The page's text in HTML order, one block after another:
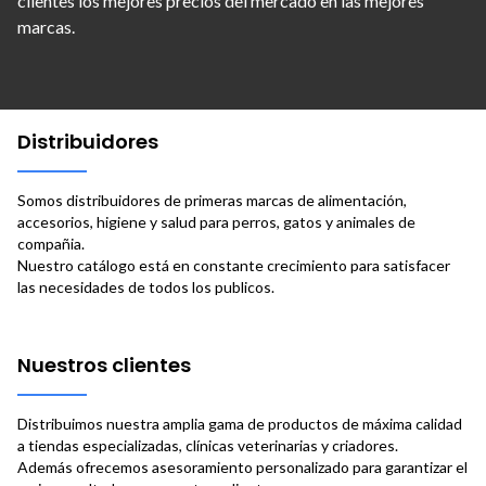
marcas.
Distribuidores
Somos distribuidores de primeras marcas de alimentación,
accesorios, higiene y salud para perros, gatos y animales de
compañia.
Nuestro catálogo está en constante crecimiento para satisfacer
las necesidades de todos los publicos.
Nuestros clientes
Distribuimos nuestra amplia gama de productos de máxima calidad
a tiendas especializadas, clínicas veterinarias y criadores.
Además ofrecemos asesoramiento personalizado para garantizar el